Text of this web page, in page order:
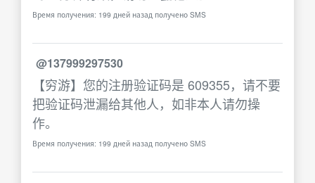
Время получения: 199 дней назад получено SMS
@137999297530
【穷游】您的注册验证码是 609355，请不要
把验证码泄漏给其他人，如非本人请勿操
作。
Время получения: 199 дней назад получено SMS